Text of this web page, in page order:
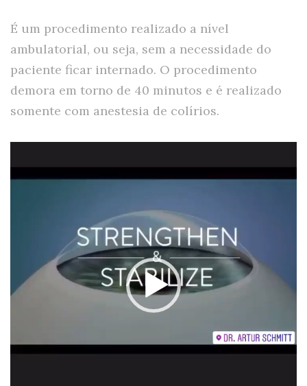
É um procedimento realizado a nível
ambulatorial, ou seja, sem a necessidade do
paciente ficar internado. O procedimento
demora em torno de 40 minutos e é realizado
somente com anestesia de colírios.
de
vídeo